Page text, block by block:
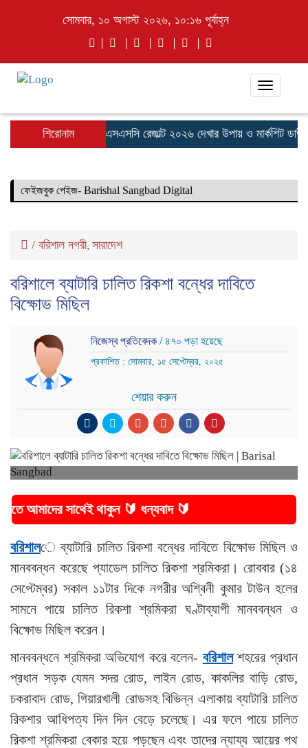
সোমবার, ১০ অগাস্ট ২০২৬, ১০:১৬ পূর্বাহ্ন
Toggle
শিরোনাম এসএসসি রেজাল্ট ২০২৬ দেখার উপায় ও মার্কশিট
ফেইজবুক পেইজ- Barishal Sangbad Digital
/ বরিশাল নগরী, সারাদেশ
বরিশালে ব্যাটারি চালিত রিকশা বন্ধের দাবিতে
বিক্ষোভ মিছিল
নিজেস্ব প্রতিবেদক / ৪৭০ পড়া হয়েছে
প্রকাশিত : সোমবার, ১৫ সেপ্টেম্বর, ২০২৫
শেয়ার করুন
সাথেই থাকুন 🔰 ধন্যবাদ 🔰
বরিশালে ব্যাটারি চালিত রিকশা বন্ধের দাবিতে বিক্ষোভ মিছিল ও
মানববন্ধন করেছে প্যাডেল চালিত রিকশা শ্রমিকরা। রোববার (১৪
সেপ্টেম্বর) সকাল ১১টার দিকে নগরীর অশ্বিনী কুমার টাউন হলের
সামনে পায়ে চালিত রিকশা শ্রমিকরা ঘণ্টাব্যাপী মানববন্ধন ও
বিক্ষোভ মিছিল করেন।
মানববন্ধনে শ্রমিকরা অভিযোগ করে বলেন- বরিশালশহরের প্রধান
প্রধান সড়ক যেমন সদর রোড, লাইন রোড, কাকলির বাড়ি রোড,
চকরাবাদ রোড, গিয়ারখালী রোডসহ বিভিন্ন এলাকায় ব্যাটারি চালিত
রিকশার আধিপত্য দিন দিন বেড়ে চলেছে। এর ফলে পায়ে চালিত
রিকশা শ্রমিকরা বেকার হয়ে পড়ছেন এবং তাদের ন্যায্য আয়ের পথ